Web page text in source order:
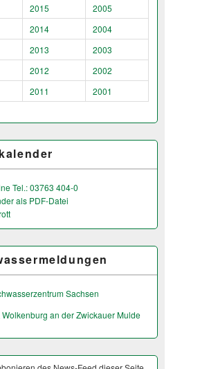
2015
2005
2014
2004
2013
2003
2012
2002
2011 2001
Tel.: 03763 404-0
als PDF-Datei
Sachsen
an der Zwickauer Mulde